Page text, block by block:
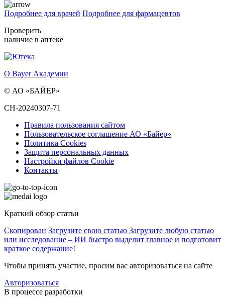
Подробнее для врачей Подробнее для фармацевтов
Проверить
наличие в аптеке
О Bayer Академии
© АО «БАЙЕР»
CH-20240307-71
Правила пользования сайтом
Пользовательское соглашение АО «Байер»
Политика Cookies
Защита персональных данных
Настройки файлов Cookie
Контакты
Краткий обзор статьи
Скопирован Загрузите свою статью Загрузите любую статью
или исследование – ИИ быстро выделит главное и подготовит
краткое содержание!
Чтобы принять участие, просим вас авторизоваться на сайте
Авторизоваться
В процессе разработки